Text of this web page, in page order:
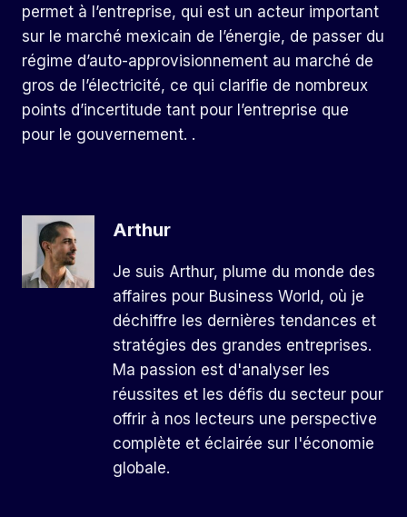
permet à l’entreprise, qui est un acteur important
sur le marché mexicain de l’énergie, de passer du
régime d’auto-approvisionnement au marché de
gros de l’électricité, ce qui clarifie de nombreux
points d’incertitude tant pour l’entreprise que
pour le gouvernement. .
Arthur
Je suis Arthur, plume du monde des
affaires pour Business World, où je
déchiffre les dernières tendances et
stratégies des grandes entreprises.
Ma passion est d'analyser les
réussites et les défis du secteur pour
offrir à nos lecteurs une perspective
complète et éclairée sur l'économie
globale.